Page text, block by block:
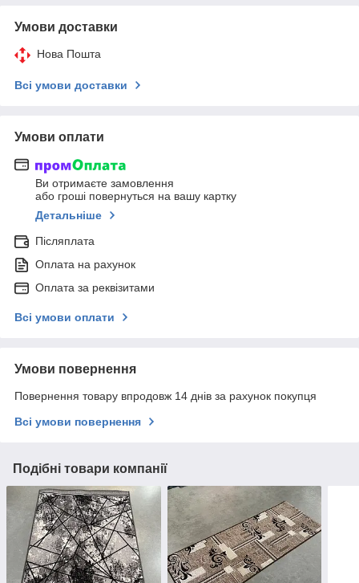
Умови доставки
Нова Пошта
Всі умови доставки
Умови оплати
Ви отримаєте замовлення
або гроші повернуться на вашу картку
Детальніше
Післяплата
Оплата на рахунок
Оплата за реквізитами
Всі умови оплати
Умови повернення
Повернення товару впродовж 14 днів за рахунок покупця
Всі умови повернення
Подібні товари компанії